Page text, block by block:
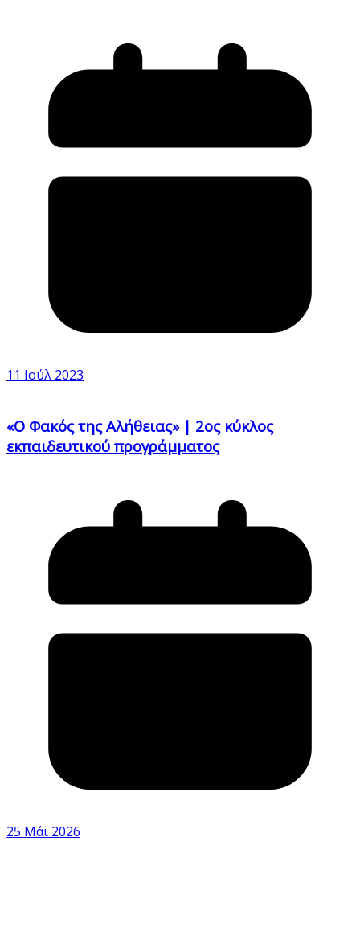
11 Ιούλ 2023
«Ο Φακός της Αλήθειας» | 2ος κύκλος
εκπαιδευτικού προγράμματος
25 Μάι 2026